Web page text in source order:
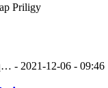
Priligy
- 2021-12-06 - 09:46